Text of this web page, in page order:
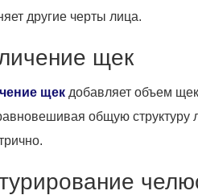
другие черты лица.
щек
щек добавляет объем
общую структуру